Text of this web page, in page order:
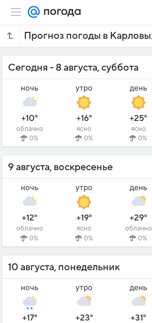
Сегодня - 8 августа, суббота
ночь
+10°
облачно
0%
утро
+16°
ясно
0%
день
+25°
ясно
0%
9 августа, воскресенье
ночь
+12°
облачно
0%
утро
+19°
ясно
0%
день
+29°
облачно
0%
10 августа, понедельник
ночь
+17°
утро
+23°
день
+31°